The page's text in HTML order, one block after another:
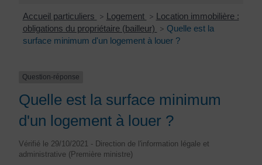
Accueil particuliers > Logement >
Location immobilière :
obligations du propriétaire (bailleur)
> Quelle est la
surface minimum d'un logement à louer ?
Question-réponse
Quelle est la surface minimum
d'un logement à louer ?
Vérifié le 29/10/2021 - Direction de l'information légale et
administrative (Première ministre)